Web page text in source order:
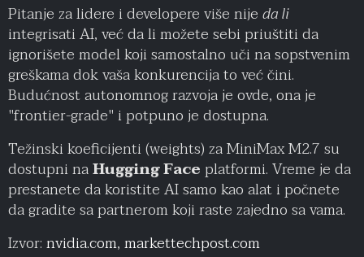
Pitanje za lidere i developere više nijeda li
integrisati AI, već da li možete sebi priuštiti da
ignorišete model koji samostalno uči na sopstvenim
greškama dok vaša konkurencija to već čini.
Budućnost autonomnog razvoja je ovde, ona je
"frontier-grade" i potpuno je dostupna.
Težinski koeficijenti (weights) za MiniMax M2.7 su
dostupni naHugging Face platformi. Vreme je da
prestanete da koristite AI samo kao alat i počnete
da gradite sa partnerom koji raste zajedno sa vama.
Izvor:nvidia.com,markettechpost.com